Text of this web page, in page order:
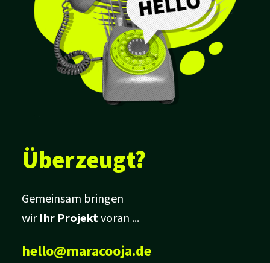
Überzeugt?
Gemeinsam bringen
wir Ihr Projekt voran ...
hello@maracooja.de